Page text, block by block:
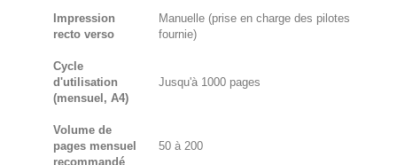
Impression
recto verso
Manuelle (prise en charge des pilotes
fournie)
Cycle
d'utilisation
(mensuel, A4)
Jusqu'à 1000 pages
Volume de
pages mensuel
recommandé
50 à 200